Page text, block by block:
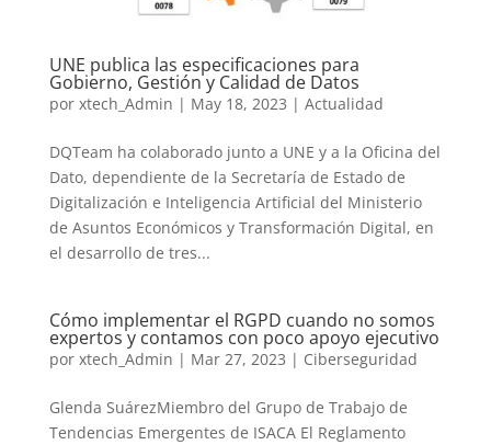
UNE publica las especificaciones para
Gobierno, Gestión y Calidad de Datos
por xtech_Admin | May 18, 2023 | Actualidad
DQTeam ha colaborado junto a UNE y a la Oficina del
Dato, dependiente de la Secretaría de Estado de
Digitalización e Inteligencia Artificial del Ministerio
de Asuntos Económicos y Transformación Digital, en
el desarrollo de tres...
Cómo implementar el RGPD cuando no somos
expertos y contamos con poco apoyo ejecutivo
por xtech_Admin | Mar 27, 2023 | Ciberseguridad
Glenda SuárezMiembro del Grupo de Trabajo de
Tendencias Emergentes de ISACA El Reglamento